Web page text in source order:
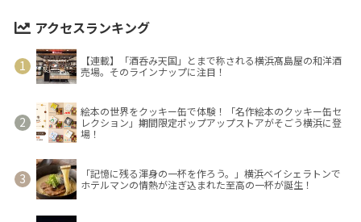
アクセスランキング
【連載】「酒呑み天国」とまで称される横浜髙島屋の和洋酒
売場。そのラインナップに注目！
絵本の世界をクッキー缶で体験！「名作絵本のクッキー缶セ
レクション」期間限定ポップアップストアがそごう横浜に登
場！
「記憶に残る渾身の一杯を作ろう。」横浜ベイシェラトンで
ホテルマンの情熱が注ぎ込まれた至高の一杯が誕生！